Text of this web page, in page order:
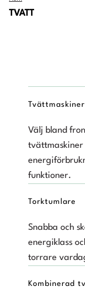
TVATT
Tvättmaskiner
Välj bland
tvättmaskiner
funktioner.
Torktumlare
Snabba och
energiklass
torrare
Kombinerad